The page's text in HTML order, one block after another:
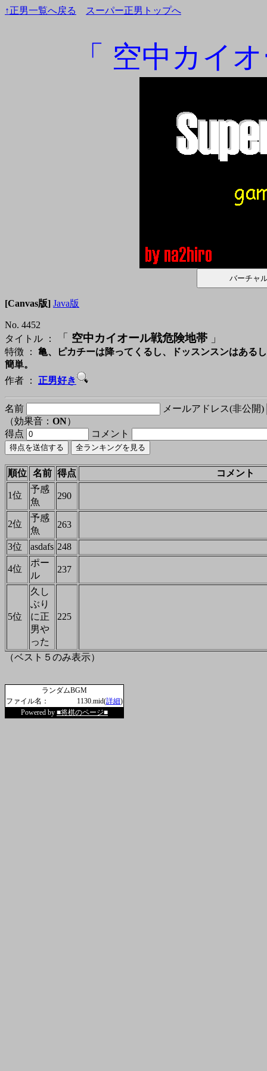
↑正男一覧へ戻る スーパー正男トップへ
「 空中カイ
[Canvas版] Java版
No. 4452
タイトル ：
「 空中カイオール戦危険地帯 」
特徴 ： 亀、ピカチーは降ってくるし、ドッスンスンはある
簡単。
作者 ： 正男好き
名前
メールアドレス(非公開)
（効果音： ON）
得点
コメント
順位 名前 得点 コメント
1位
予感
魚
290
2位
予感
魚
263
3位 asdafs 248
4位
ポー
ル
237
5位
久し
ぶり
に正
男や
った
225
（ベスト５のみ表示）
ランダムBGM
ファイル名：
1130.mid(詳細)
Powered by ■将棋のページ■